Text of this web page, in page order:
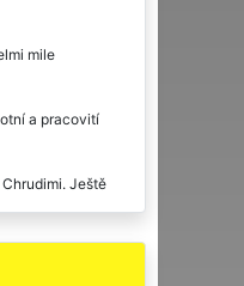
mile
a pracovití
Ještě